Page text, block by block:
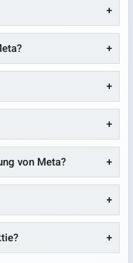
von Meta?